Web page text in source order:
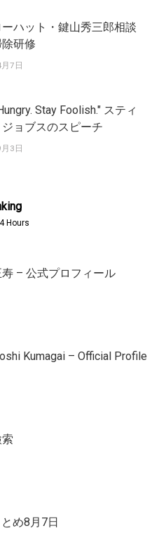
ハット・鍵山秀三郎相談
研修
7日
Stay Foolish." スティ
ョブスのスピーチ
3日
Hours
– 公式プロフィール
Kumagai – Official Profile
め8月7日